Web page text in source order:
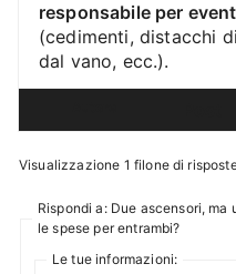
responsabile per
(cedimenti, distacchi
dal vano, ecc.).
Visualizzazione 1 filone di
Rispondi a: Due ascensori, ma
le spese per entrambi?
Le tue informazioni: